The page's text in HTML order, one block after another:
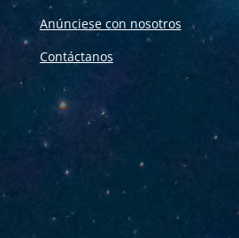
Anúnciese con nosotros
Contáctanos